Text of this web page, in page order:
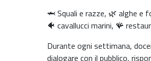
🦈 Squali e razze, 🌿 alghe e
🐠 cavallucci marini, 🪸
Durante ogni settimana,
dialogare con il pubblico,